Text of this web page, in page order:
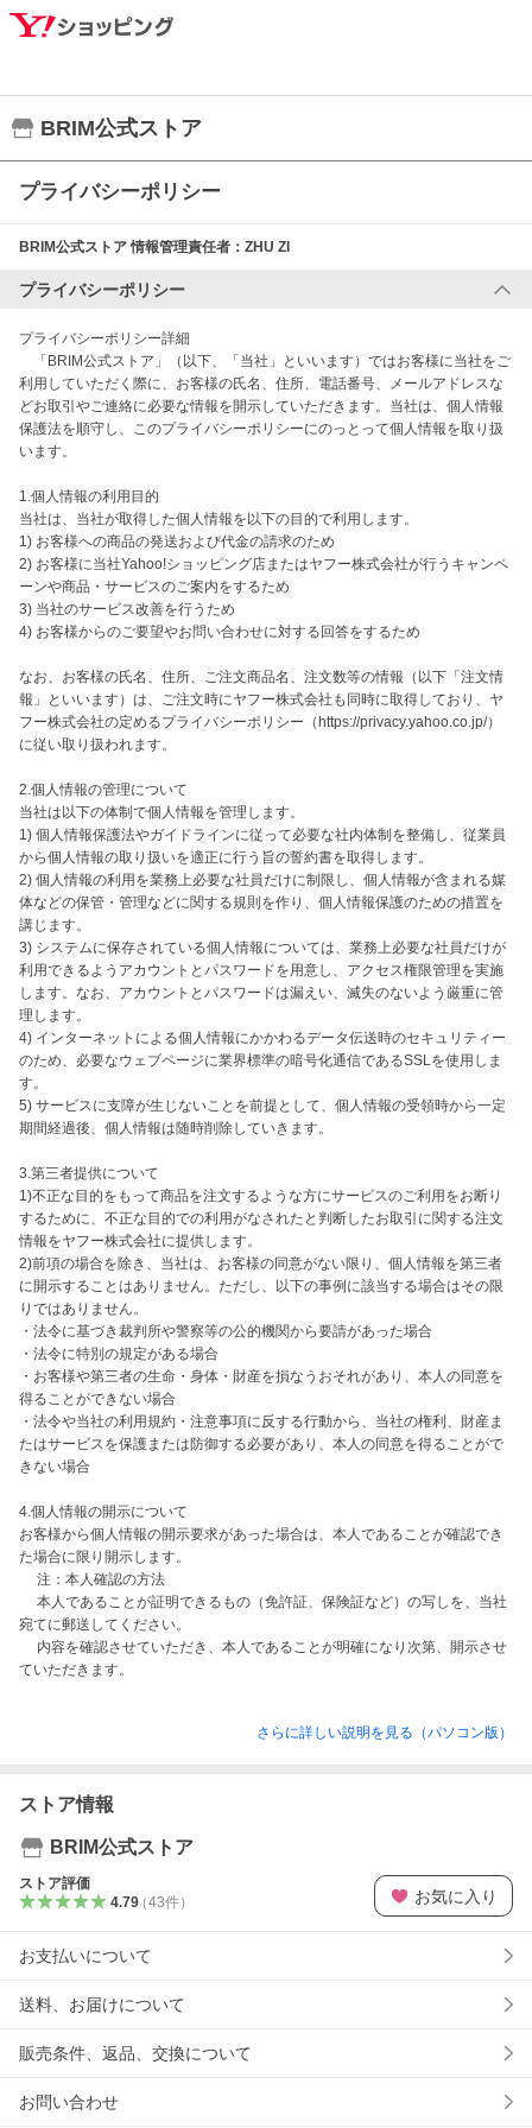
BRIM公式ストア
プライバシーポリシー
BRIM公式ストア情報管理責任者： ZHU ZI
プライバシーポリシー
プライバシーポリシー詳細
「BRIM公式ストア」（以下、「当社」といいます）ではお客様に当社をご
利用していただく際に、お客様の氏名、住所、電話番号、メールアドレスな
どお取引やご連絡に必要な情報を開示していただきます。当社は、個人情報
保護法を順守し、このプライバシーポリシーにのっとって個人情報を取り扱
います。
1.個人情報の利用目的
当社は、当社が取得した個人情報を以下の目的で利用します。
1) お客様への商品の発送および代金の請求のため
2) お客様に当社Yahoo!ショッピング店またはヤフー株式会社が行うキャンペ
ーンや商品・サービスのご案内をするため
3) 当社のサービス改善を行うため
4) お客様からのご要望やお問い合わせに対する回答をするため
なお、お客様の氏名、住所、ご注文商品名、注文数等の情報（以下「注文情
報」といいます）は、ご注文時にヤフー株式会社も同時に取得しており、ヤ
フー株式会社の定めるプライバシーポリシー（https://privacy.yahoo.co.jp/）
に従い取り扱われます。
2.個人情報の管理について
当社は以下の体制で個人情報を管理します。
1) 個人情報保護法やガイドラインに従って必要な社内体制を整備し、従業員
から個人情報の取り扱いを適正に行う旨の誓約書を取得します。
2) 個人情報の利用を業務上必要な社員だけに制限し、個人情報が含まれる媒
体などの保管・管理などに関する規則を作り、個人情報保護のための措置を
講じます。
3) システムに保存されている個人情報については、業務上必要な社員だけが
利用できるようアカウントとパスワードを用意し、アクセス権限管理を実施
します。なお、アカウントとパスワードは漏えい、滅失のないよう厳重に管
理します。
4) インターネットによる個人情報にかかわるデータ伝送時のセキュリティー
のため、必要なウェブページに業界標準の暗号化通信であるSSLを使用しま
す。
5) サービスに支障が生じないことを前提として、個人情報の受領時から一定
期間経過後、個人情報は随時削除していきます。
3.第三者提供について
1)不正な目的をもって商品を注文するような方にサービスのご利用をお断り
するために、不正な目的での利用がなされたと判断したお取引に関する注文
情報をヤフー株式会社に提供します。
2)前項の場合を除き、当社は、お客様の同意がない限り、個人情報を第三者
に開示することはありません。ただし、以下の事例に該当する場合はその限
りではありません。
・法令に基づき裁判所や警察等の公的機関から要請があった場合
・法令に特別の規定がある場合
・お客様や第三者の生命・身体・財産を損なうおそれがあり、本人の同意を
得ることができない場合
・法令や当社の利用規約・注意事項に反する行動から、当社の権利、財産ま
たはサービスを保護または防御する必要があり、本人の同意を得ることがで
きない場合
4.個人情報の開示について
お客様から個人情報の開示要求があった場合は、本人であることが確認でき
た場合に限り開示します。
注：本人確認の方法
本人であることが証明できるもの（免許証、保険証など）の写しを、当社
宛てに郵送してください。
内容を確認させていただき、本人であることが明確になり次第、開示させ
さらに詳しい説明を見る（パソコン版）
ストア情報
BRIM公式ストア
ストア評価
4.79（43件） お気に入り
お支払いについて
送料、お届けについて
販売条件、返品、交換について
お問い合わせ